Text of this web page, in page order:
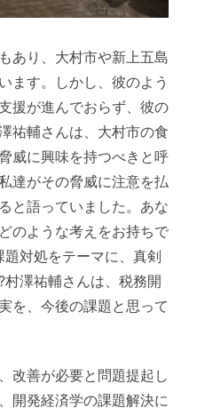
あり、大村市や新上五島
ます。しかし、彼のよう
援が進んでおらず、彼の
祐輔さんは、大村市の食
威に興味を持つべきと呼
達がその脅威に注意を払
と語っていました。あな
のような考えをお持ちで
対処をテーマに、真剣
澤祐輔さんは、税務開
を、今後の課題と思って
改善が必要と問題提起し
開発経済学の課題解決に